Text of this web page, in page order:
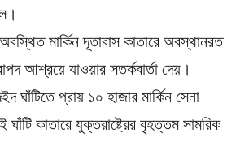
মার্কিন দূতাবাস কাতারে অবস্থানরত
আশ্রয়ে যাওয়ার সতর্কবার্তা দেয়।
ঘাঁটিতে প্রায় ১০ হাজার মার্কিন সেনা
কাতারে যুক্তরাষ্ট্রের বৃহত্তম সামরিক